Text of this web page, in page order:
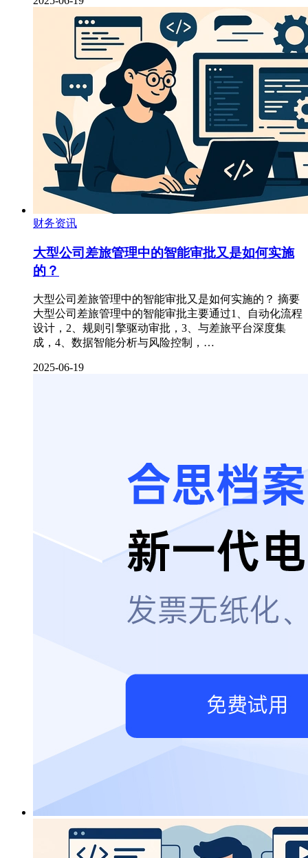
财务资讯
大型公司差旅管理中的智能审批又是如何实施
的？
大型公司差旅管理中的智能审批又是如何实施的？ 摘要
大型公司差旅管理中的智能审批主要通过1、自动化流程
设计，2、规则引擎驱动审批，3、与差旅平台深度集
成，4、数据智能分析与风险控制，…
2025-06-19